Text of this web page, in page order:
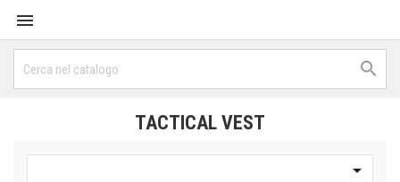


TACTICAL VEST
